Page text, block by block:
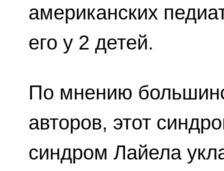
американских
его у 2 детей.
По мнению
авторов, этот
синдром Лайела